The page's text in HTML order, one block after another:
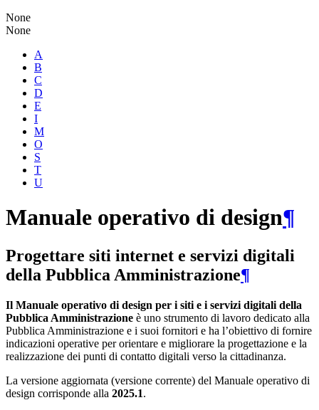
None
None
A
B
C
D
E
I
M
O
S
T
U
Manuale operativo di design¶
Progettare siti internet e servizi digitali
della Pubblica Amministrazione¶
Il Manuale operativo di design per i siti e i servizi digitali della
Pubblica Amministrazione è uno strumento di lavoro dedicato alla
Pubblica Amministrazione e i suoi fornitori e ha l’obiettivo di fornire
indicazioni operative per orientare e migliorare la progettazione e la
realizzazione dei punti di contatto digitali verso la cittadinanza.
La versione aggiornata (versione corrente) del Manuale operativo di
design corrisponde alla 2025.1.